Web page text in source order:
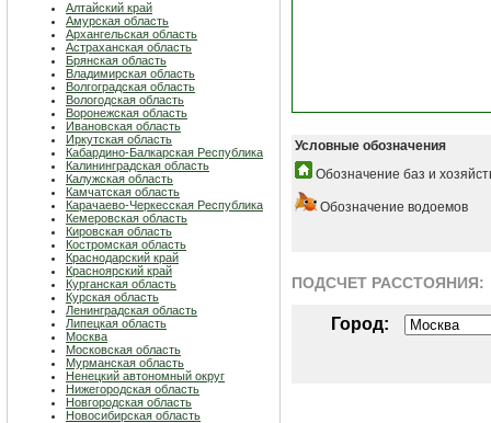
Алтайский край
Амурская область
Архангельская область
Астраханская область
Брянская область
Владимирская область
Волгоградская область
Вологодская область
Воронежская область
Ивановская область
Иркутская область
Кабардино-Балкарская Республика
Калининградская область
Калужская область
Камчатская область
Карачаево-Черкесская Республика
Кемеровская область
Кировская область
Костромская область
Краснодарский край
Красноярский край
Курганская область
Курская область
Ленинградская область
Липецкая область
Москва
Московская область
Мурманская область
Ненецкий автономный округ
Нижегородская область
Новгородская область
Новосибирская область
Условные обозначения
Обозначение баз и
Обозначение водоемов
ПОДСЧЕТ РАСCТОЯНИЯ:
Город: